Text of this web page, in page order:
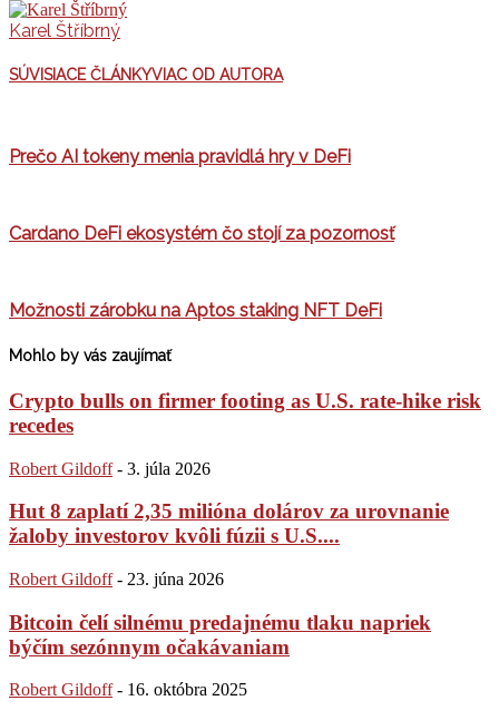
Karel Štříbrný
SÚVISIACE ČLÁNKYVIAC OD AUTORA
Prečo AI tokeny menia pravidlá hry v DeFi
Cardano DeFi ekosystém čo stojí za pozornosť
Možnosti zárobku na Aptos staking NFT DeFi
Mohlo by vás zaujímať
Crypto bulls on firmer footing as U.S. rate-hike risk
recedes
Robert Gildoff - 3. júla 2026
Hut 8 zaplatí 2,35 milióna dolárov za urovnanie
žaloby investorov kvôli fúzii s U.S....
Robert Gildoff - 23. júna 2026
Bitcoin čelí silnému predajnému tlaku napriek
býčím sezónnym očakávaniam
Robert Gildoff - 16. októbra 2025